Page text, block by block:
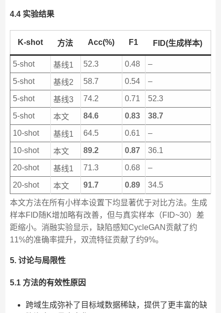
4.4 实验结果
K-shot 方法 Acc(%) F1 FID(生成样本)
5-shot 基线1 52.3 0.48 –
5-shot 基线2 58.7 0.54 –
5-shot 基线3 74.2 0.71 52.3
5-shot 本文 84.6 0.83 38.7
10-shot 基线1 64.5 0.61 –
10-shot 本文 89.2 0.87 36.1
20-shot 基线1 71.3 0.68 –
20-shot 本文 91.7 0.89 34.5
本文方法在所有小样本设置下均显著优于对比方法。生成
样本FID随K增加略有改善，但与真实样本（FID~30）差
距缩小。消融实验显示，缺陷感知CycleGAN贡献了约
11%的准确率提升，双流特征贡献了约9%。
5. 讨论与局限性
5.1 方法的有效性原因
跨域生成弥补了目标域数据稀缺，提供了更丰富的缺